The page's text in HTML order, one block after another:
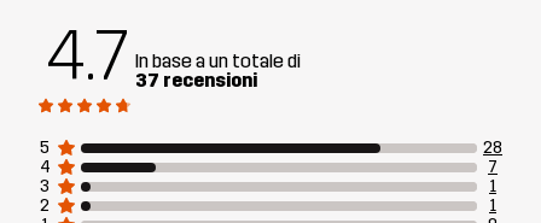
4.7 In base a un totale di
37 recensioni
5
28
4
7
3
1
2
1